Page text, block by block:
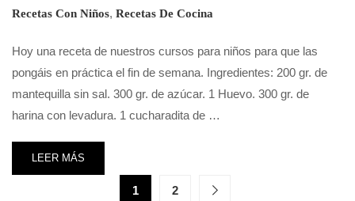
Recetas Con Niños, Recetas De Cocina
Hoy una receta de nuestros cursos para niños para que las
pongáis en práctica el fin de semana. Ingredientes: 200 gr. de
mantequilla sin sal. 300 gr. de azúcar. 1 Huevo. 300 gr. de
harina con levadura. 1 cucharadita de …
LEER MÁS
1 2